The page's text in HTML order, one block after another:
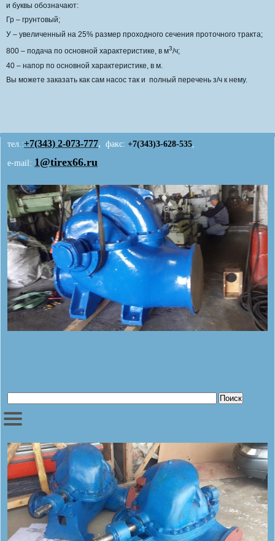
и буквы обозначают:
Гр – грунтовый;
У – увеличенный на 25% размер проходного сечения проточного тракта;
800 – подача по основной характеристике, в м3/ч;
40 – напор по основной характеристике, в м.
Вы можете заказать как сам насос так и полный перечень з/ч к нему.
тел.:+7(343) 2-073-777, факс: +7(343)3-628-535,
e-mail: 1@tirex66.ru